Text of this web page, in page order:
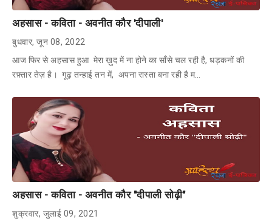
अहसास - कविता - अवनीत कौर 'दीपाली'
बुधवार, जून 08, 2022
आज फिर से अहसास हुआ मेरा ख़ुद में ना होने का साँसे चल रही है, धड़कनों की
रफ़्तार तेज़ है। गूढ़ तन्हाई तन में, अपना रास्ता बना रही है म…
अहसास - कविता - अवनीत कौर "दीपाली सोढ़ी"
शुक्रवार, जुलाई 09, 2021